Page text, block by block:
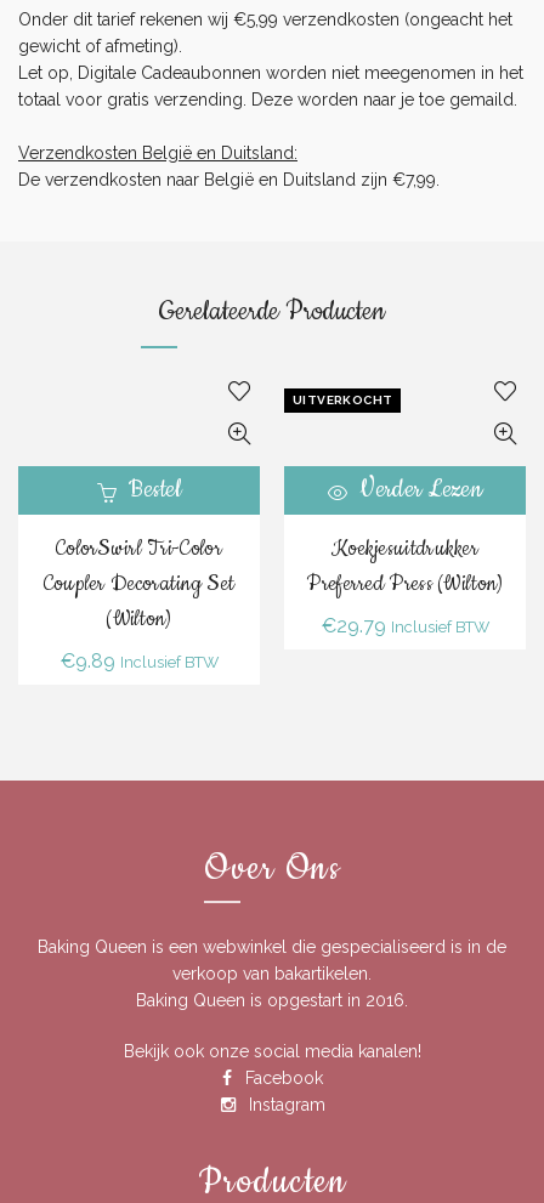
Onder dit tarief rekenen wij €5,99 verzendkosten (ongeacht het
gewicht of afmeting).
Let op, Digitale Cadeaubonnen worden niet meegenomen in het
totaal voor gratis verzending. Deze worden naar je toe gemaild.
Verzendkosten België en Duitsland:
De verzendkosten naar België en Duitsland zijn €7,99.
Gerelateerde Producten
Bestel
ColorSwirl Tri-Color
Coupler Decorating Set
(Wilton)
€9.89 Inclusief BTW
UITVERKOCHT
Verder Lezen
Koekjesuitdrukker
Preferred Press (Wilton)
€29.79 Inclusief BTW
Over Ons
Baking Queen is een webwinkel die gespecialiseerd is in de
verkoop van bakartikelen.
Baking Queen is opgestart in 2016.
Bekijk ook onze social media kanalen!
Facebook
Instagram
Producten